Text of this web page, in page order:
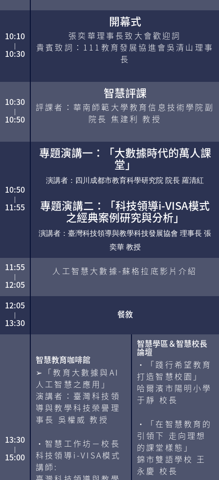
10:10
|
10:30
開幕式
張奕華理事長致大會歡迎詞
貴賓致詞：111教育發展協進會吳清山理事
長
10:30
|
10:50
智慧評課
評課者：華南師範大學教育信息技術學院副
院長 焦建利 教授
10:50
|
11:55
專題演講一：「大數據時代的萬人課
堂」
演講者：四川成都市教育科學研究院 院長 羅清紅
專題演講二：「科技領導i-VISA模式
之經典案例研究與分析」
演講者：臺灣科技領導與教學科技發展協會 理事長 張
奕華 教授
11:55
|
12:05
人工智慧大數據-蘇格拉底影片介紹
12:05
|
13:30
餐敘
13:30
|
15:00
智慧教育咖啡館
➢「教育大數據與AI
人工智慧之應用」
演講者：臺灣科技領
導與教學科技榮譽理
事長 吳權威 教授
・智慧工作坊－校長
科技領導i-VISA模式
講師:
智慧學區＆智慧校長
論壇
・「踐行希望教育
打造智慧校園」
哈爾濱市陽明小學
于靜 校長
・「在智慧教育的
引領下 走向理想
的課堂樣態」
錦市雙語學校 王
永慶 校長